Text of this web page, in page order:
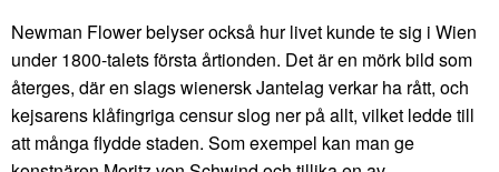
Newman Flower belyser också hur livet kunde te sig i Wien
under 1800-talets första årtionden. Det är en mörk bild som
återges, där en slags wienersk Jantelag verkar ha rått, och
kejsarens klåfingriga censur slog ner på allt, vilket ledde till
att många flydde staden. Som exempel kan man ge